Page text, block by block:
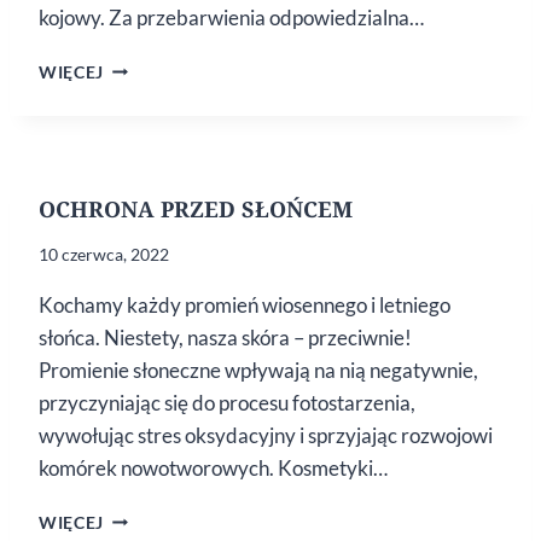
kojowy. Za przebarwienia odpowiedzialna…
WIĘCEJ NIEZAWODNE
OCHRONA PRZED SŁOŃCEM
10 czerwca, 2022
Kochamy każdy promień wiosennego i letniego
słońca. Niestety, nasza skóra – przeciwnie!
Promienie słoneczne wpływają na nią negatywnie,
przyczyniając się do procesu fotostarzenia,
wywołując stres oksydacyjny i sprzyjając rozwojowi
komórek nowotworowych. Kosmetyki…
WIĘCEJ OCHRONA